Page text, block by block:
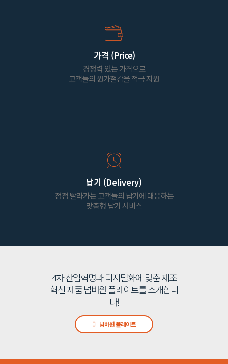
가격 (Price)
경쟁력 있는 가격으로
고객들의 원가절감을 적극 지원
납기 (Delivery)
점점 빨라가는 고객들의 납기에 대응하는
맞춤형 납기 서비스
4차 산업혁명과 디지털화에 맞춘 제조
혁신 제품 넘버원 플레이트를 소개합니
다!
넘버원 플레이트